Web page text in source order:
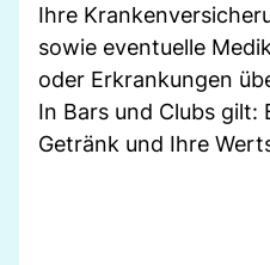
Ihre
sowie eventuelle
oder Erkrankungen
In Bars und Clubs gilt:
Getränk und Ihre